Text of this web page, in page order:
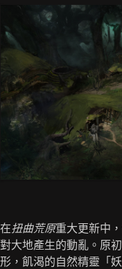
在扭曲荒原重大更新中
對大地產生的動亂。原
形，飢渴的自然精靈「